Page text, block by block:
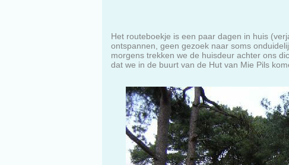
Het routeboekje is een paar dagen in huis
ontspannen, geen gezoek naar soms
morgens trekken we de huisdeur achter ons
dat we in de buurt van de Hut van Mie Pils